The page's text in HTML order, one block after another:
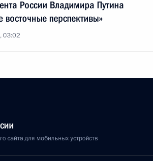
России Владимира Путина
восточные перспективы»
03:02
сайта для мобильных устройств